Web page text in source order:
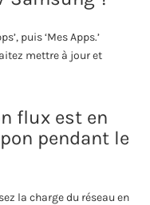
puis ‘Mes Apps.’
mettre à jour et
flux est en
pendant le
la charge du réseau en